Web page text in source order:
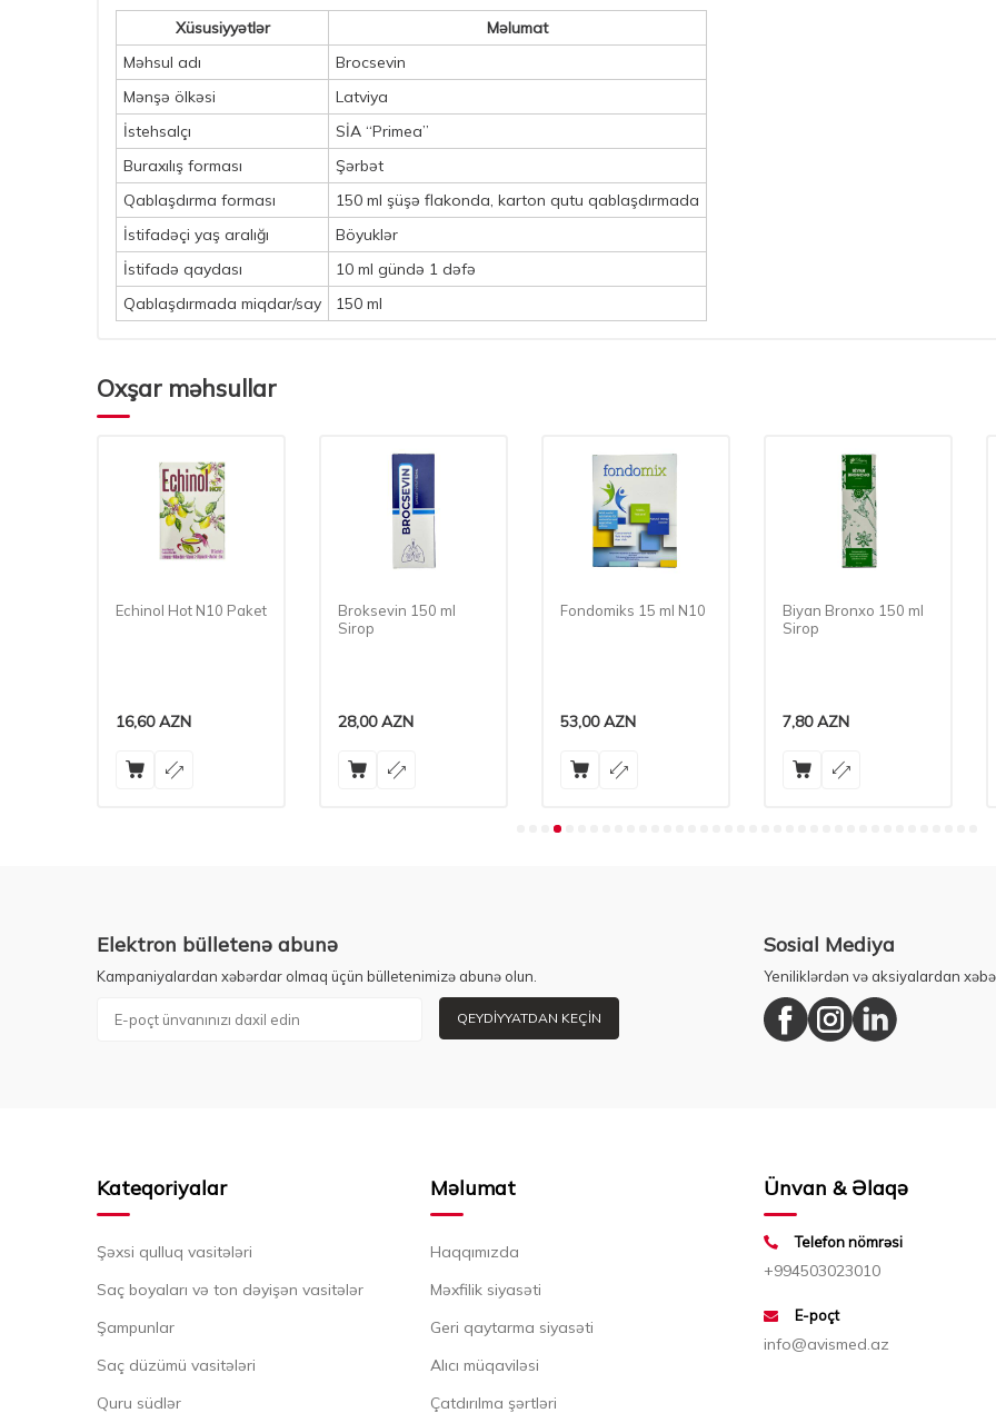
Xüsusiyyətlər
Məlumat
Məhsul adı
Brocsevin
Mənşə ölkəsi
Latviya
İstehsalçı
SİA “Primea”
Buraxılış forması
Şərbət
Qablaşdırma forması
150 ml şüşə flakonda, karton qutu qablaşdırmada
İstifadəçi yaş aralığı
Böyuklər
İstifadə qaydası
10 ml gündə 1 dəfə
Qablaşdırmada miqdar/say
150 ml
Oxşar məhsullar
Broksevin 150 ml
28,00AZN
Fondomiks 15 ml N10
53,00AZN
Biyan Bronxo 150 ml
7,80AZN
Laktofiltrum Eko 650
Mq N60 Tb
32,20AZN
Elektron bülletenə abunə
Kampaniyalardan xəbərdar olmaq üçün bülletenimizə abunə olun.
QEYDIYYATDAN KEÇIN
Sosial Mediya
Yeniliklərdən və aksiyalardan
Kateqoriyalar
Şəxsi qulluq vasitələri
Saç boyaları və ton dəyişən vasitələr
Şampunlar
Saç düzümü vasitələri
Quru südlər
Məlumat
Haqqımızda
Məxfilik siyasəti
Geri qaytarma siyasəti
Alıcı müqaviləsi
Çatdırılma şərtləri
Ünvan & Əlaqə
Telefon nömrəsi
+994503023010
E-poçt
info@avismed.az